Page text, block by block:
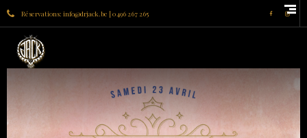
Réservations: info@drjack.be | 0496 267 265